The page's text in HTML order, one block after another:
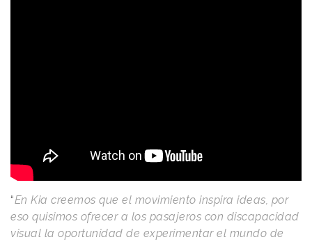
“En Kia creemos que el movimiento inspira ideas, por
eso quisimos ofrecer a los pasajeros con discapacidad
visual la oportunidad de experimentar el mundo de